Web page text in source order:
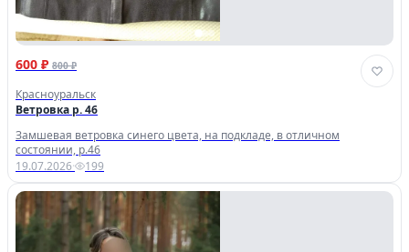
600 ₽ 800 ₽
Красноуральск
Ветровка р. 46
Замшевая ветровка синего цвета, на подкладе, в отличном
состоянии, р.46
19.07.2026· 199